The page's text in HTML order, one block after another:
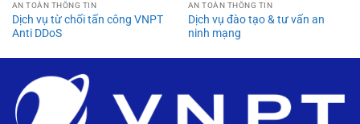
AN TOÀN THÔNG TIN
Dịch vụ từ chối tấn công VNPT
Anti DDoS
AN TOÀN THÔNG TIN
Dịch vụ đào tạo & tư vấn an
ninh mạng